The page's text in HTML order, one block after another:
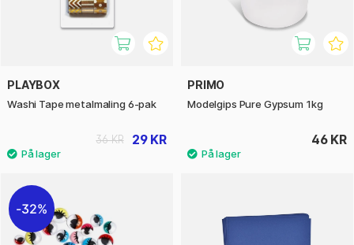
PLAYBOX
Washi Tape metalmaling 6-pak
29 KR
36 KR
PRIMO
Modelgips Pure Gypsum 1kg
46 KR
32%